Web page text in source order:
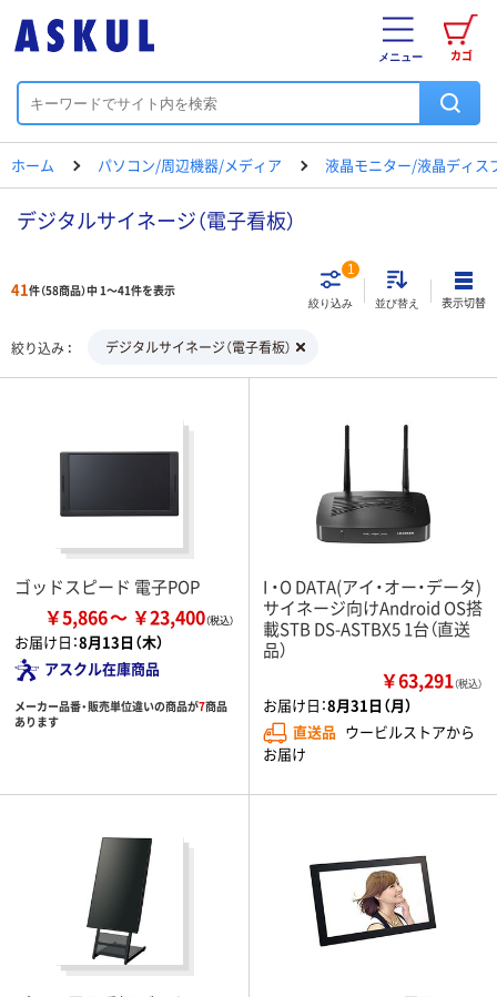
カゴ
メニュー
ホーム パソコン/周辺機器/メディア 液晶モニター/液晶ディス
デジタルサイネージ（電子看板）
41件（58商品）中 1～41件を表示
絞り込み
1
並び替え 表示切替
絞り込み デジタルサイネージ（電子看板）
ゴッドスピード 電子POP
￥5,866 ￥23,400
お届け日：8月13日（木）
アスクル在庫商品
メーカー品番・販売単位違いの商品が7商品
あります
I ・O DATA(アイ・オー・データ)
サイネージ向けAndroid OS搭
載STB DS-ASTBX5 1台（直送
品）
￥63,291（税込）
お届け日：8月31日（月）
直送品 ウービルストアから
お届け